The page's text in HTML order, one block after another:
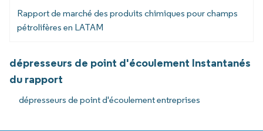
Rapport de marché des produits chimiques pour champs
pétrolifères en LATAM
dépresseurs de point d'écoulement Instantanés
du rapport
dépresseurs de point d'écoulement entreprises